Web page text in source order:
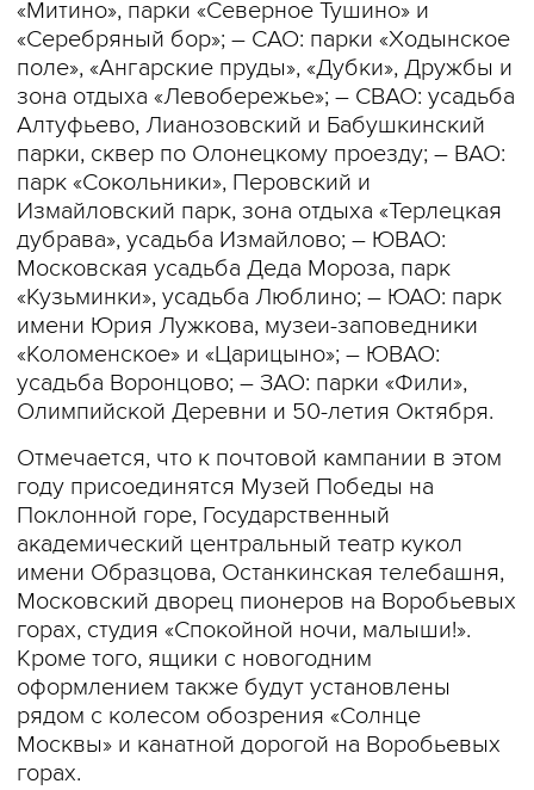
«Митино», парки «Северное Тушино» и
«Серебряный бор»; – САО: парки «Ходынское
поле», «Ангарские пруды», «Дубки», Дружбы и
зона отдыха «Левобережье»; – СВАО: усадьба
Алтуфьево, Лианозовский и Бабушкинский
парки, сквер по Олонецкому проезду; – ВАО:
парк «Сокольники», Перовский и
Измайловский парк, зона отдыха «Терлецкая
дубрава», усадьба Измайлово; – ЮВАО:
Московская усадьба Деда Мороза, парк
«Кузьминки», усадьба Люблино; – ЮАО: парк
имени Юрия Лужкова, музеи-заповедники
«Коломенское» и «Царицыно»; – ЮВАО:
усадьба Воронцово; – ЗАО: парки «Фили»,
Олимпийской Деревни и 50-летия Октября.
Отмечается, что к почтовой кампании в этом
году присоединятся Музей Победы на
Поклонной горе, Государственный
академический центральный театр кукол
имени Образцова, Останкинская телебашня,
Московский дворец пионеров на Воробьевых
горах, студия «Спокойной ночи, малыши!».
Кроме того, ящики с новогодним
оформлением также будут установлены
рядом с колесом обозрения «Солнце
Москвы» и канатной дорогой на Воробьевых
горах.